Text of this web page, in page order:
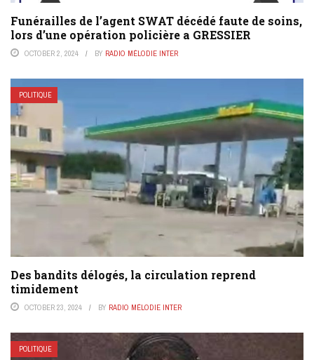
Funérailles de l’agent SWAT décédé faute de soins,
lors d’une opération policière a GRESSIER
OCTOBER 2, 2024 BY RADIO MÉLODIE INTER
POLITIQUE
Des bandits délogés, la circulation reprend
timidement
OCTOBER 23, 2024 BY RADIO MÉLODIE INTER
POLITIQUE